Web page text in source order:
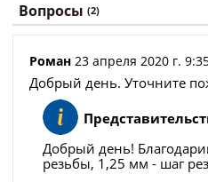
Вопросы (2)
Роман 23 апреля 2020 г.
Добрый день. Уточните
Добрый день!
резьбы, 1,25 мм - шаг